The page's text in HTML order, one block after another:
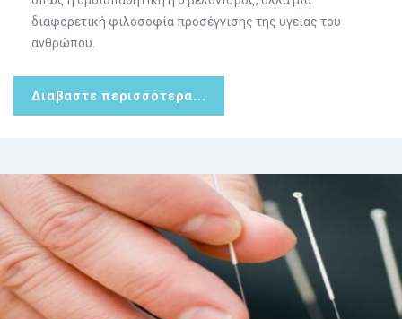
διαφορετική φιλοσοφία προσέγγισης της υγείας του
ανθρώπου.
Διαβαστε περισσότερα...